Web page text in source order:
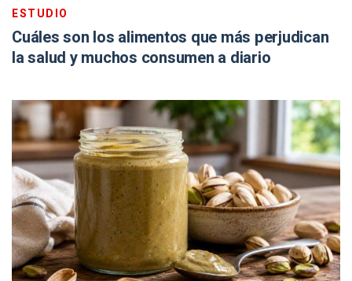
ESTUDIO
Cuáles son los alimentos que más perjudican
la salud y muchos consumen a diario